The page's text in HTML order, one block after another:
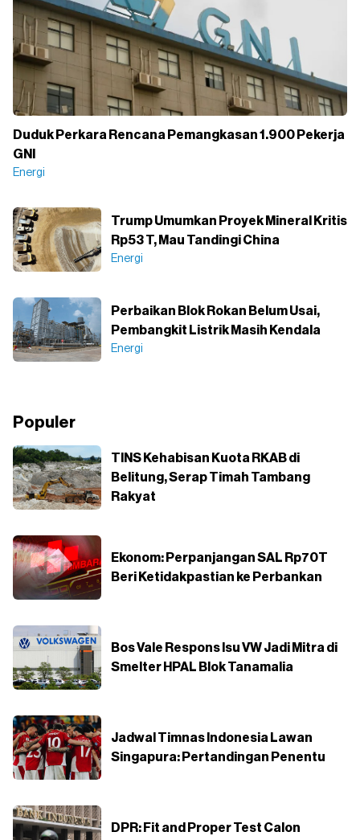
Duduk Perkara Rencana Pemangkasan 1.900 Pekerja
GNI
Energi
Trump Umumkan Proyek Mineral Kritis
Rp53 T, Mau Tandingi China
Energi
Perbaikan Blok Rokan Belum Usai,
Pembangkit Listrik Masih Kendala
Energi
Populer
TINS Kehabisan Kuota RKAB di
Belitung, Serap Timah Tambang
Rakyat
Ekonom: Perpanjangan SAL Rp70T
Beri Ketidakpastian ke Perbankan
Bos Vale Respons Isu VW Jadi Mitra di
Smelter HPAL Blok Tanamalia
Jadwal Timnas Indonesia Lawan
Singapura: Pertandingan Penentu
DPR: Fit and Proper Test Calon